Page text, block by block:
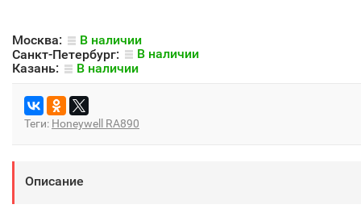
Москва:
В наличии
Санкт-Петербург:
В наличии
Казань:
В наличии
Теги: Honeywell RA890
Описание